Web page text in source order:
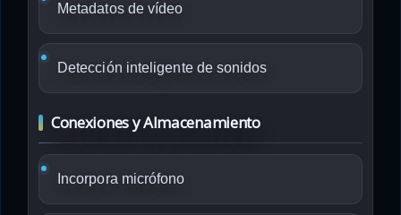
Metadatos de vídeo
Detección inteligente de sonidos
Conexiones y Almacenamiento
Incorpora micrófono